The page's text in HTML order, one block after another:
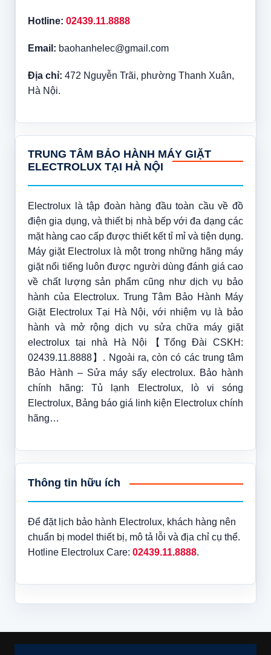
Hotline: 02439.11.8888
Email: baohanhelec@gmail.com
Địa chỉ: 472 Nguyễn Trãi, phường Thanh Xuân,
Hà Nội.
TRUNG TÂM BẢO HÀNH MÁY GIẶT
ELECTROLUX TẠI HÀ NỘI
Electrolux là tập đoàn hàng đầu toàn cầu về đồ
điện gia dụng, và thiết bị nhà bếp với đa dạng các
mặt hàng cao cấp được thiết kết tỉ mỉ và tiện dụng.
Máy giặt Electrolux là một trong những hãng máy
giặt nổi tiếng luôn được người dùng đánh giá cao
về chất lượng sản phẩm cũng như dịch vụ bảo
hành của Electrolux. Trung Tâm Bảo Hành Máy
Giặt Electrolux Tại Hà Nội, với nhiệm vụ là bảo
hành và mở rộng dịch vụ sửa chữa máy giặt
electrolux tại nhà Hà Nội【Tổng Đài CSKH:
02439.11.8888】. Ngoài ra, còn có các trung tâm
Bảo Hành – Sửa máy sấy electrolux. Bảo hành
chính hãng: Tủ lạnh Electrolux, lò vi sóng
Electrolux, Bảng báo giá linh kiện Electrolux chính
hãng…
Thông tin hữu ích
Để đặt lịch bảo hành Electrolux, khách hàng nên
chuẩn bị model thiết bị, mô tả lỗi và địa chỉ cụ thể.
Hotline Electrolux Care: 02439.11.8888.